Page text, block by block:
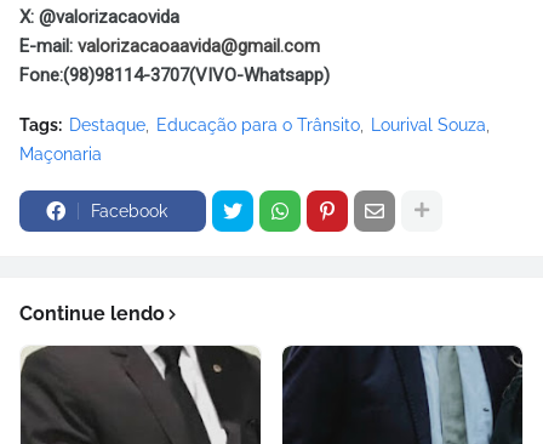
X: @valorizacaovida
E-mail: valorizacaoaavida@gmail.com
Fone:(98)98114-3707(VIVO-Whatsapp)
Tags: Destaque Educação para o Trânsito
Lourival Souza
Maçonaria
Facebook
Continue lendo